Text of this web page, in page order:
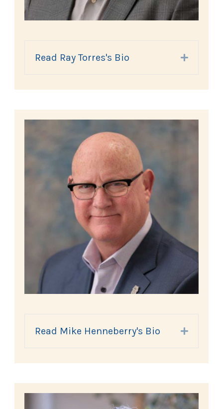
Read Ray Torres's Bio Expand
Read Mike Henneberry's Bio Expand